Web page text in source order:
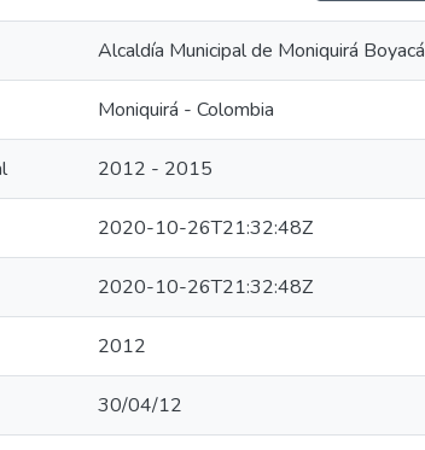
Alcaldía Municipal de Moniquirá Boyacá
Moniquirá - Colombia
2012 - 2015
2020-10-26T21:32:48Z
2020-10-26T21:32:48Z
2012
30/04/12